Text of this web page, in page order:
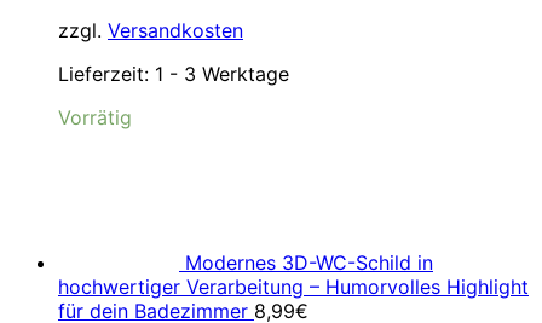
zzgl. Versandkosten
Lieferzeit: 1 - 3 Werktage
Vorrätig
Modernes 3D-WC-Schild in
hochwertiger Verarbeitung – Humorvolles Highlight
für dein Badezimmer 8,99€